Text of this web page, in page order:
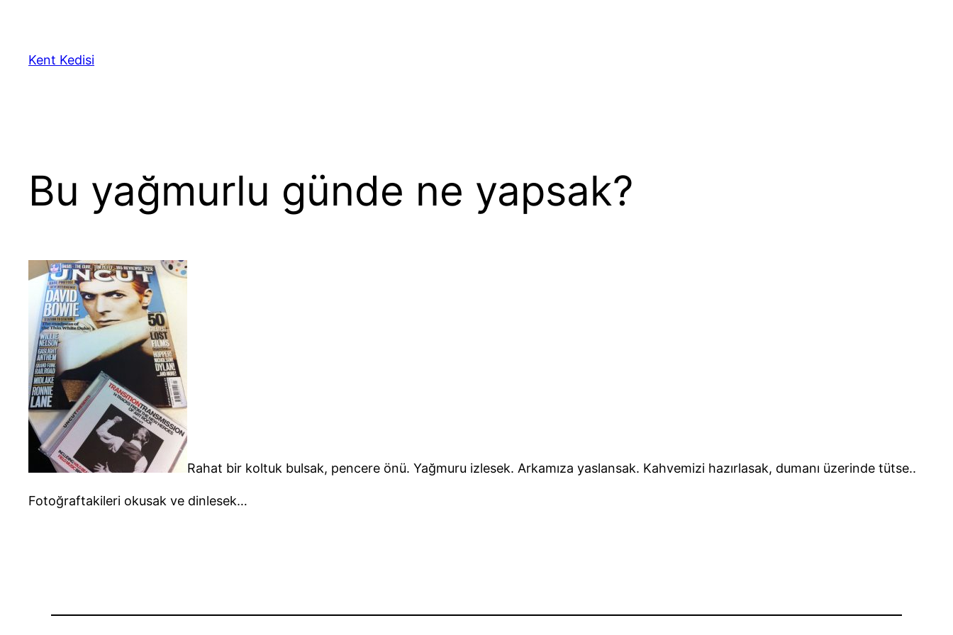
content
Kent Kedisi
Bu yağmurlu günde ne yapsak?
Rahat bir koltuk bulsak, pencere önü. Yağmuru izlesek. Arkamıza yaslansak. Kahvemizi hazırlasak, dumanı üzerinde tütse..
Fotoğraftakileri okusak ve dinlesek…